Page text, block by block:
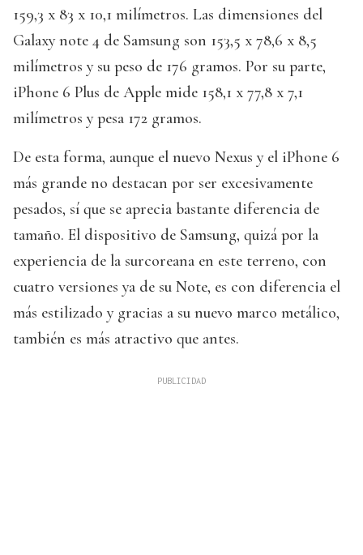
159,3 x 83 x 10,1 milímetros. Las dimensiones del
Galaxy note 4 de Samsung son 153,5 x 78,6 x 8,5
milímetros y su peso de 176 gramos. Por su parte,
iPhone 6 Plus de Apple mide 158,1 x 77,8 x 7,1
milímetros y pesa 172 gramos.
De esta forma, aunque el nuevo Nexus y el iPhone 6
más grande no destacan por ser excesivamente
pesados, sí que se aprecia bastante diferencia de
tamaño. El dispositivo de Samsung, quizá por la
experiencia de la surcoreana en este terreno, con
cuatro versiones ya de su Note, es con diferencia el
más estilizado y gracias a su nuevo marco metálico,
también es más atractivo que antes.